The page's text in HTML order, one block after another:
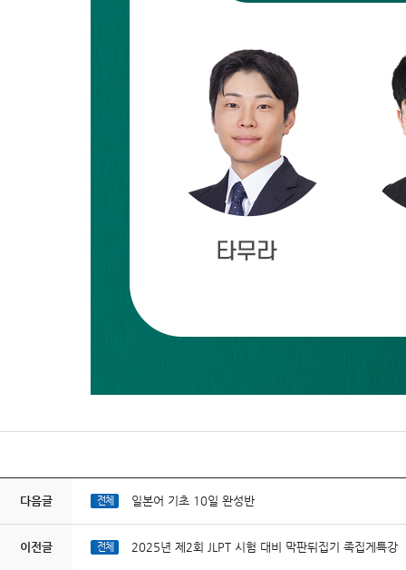
다음글 전체 일본어 기초 10일 완성반
이전글 전체 2025년 제2회 JLPT 시험 대비 막판뒤집기 족집게특강